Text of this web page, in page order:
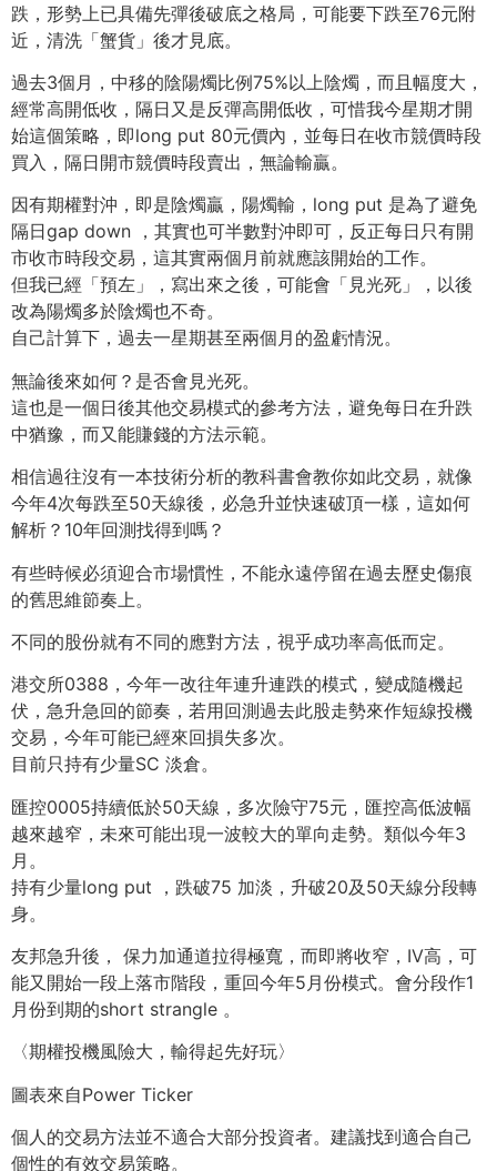
跌，形勢上已具備先彈後破底之格局，可能要下跌至76元附
近，清洗「蟹貨」後才見底。
過去3個月，中移的陰陽燭比例75%以上陰燭，而且幅度大，
經常高開低收，隔日又是反彈高開低收，可惜我今星期才開
始這個策略，即long put 80元價內，並每日在收市競價時段
買入，隔日開市競價時段賣出，無論輸贏。
因有期權對沖，即是陰燭贏，陽燭輸，long put 是為了避免
隔日gap down ，其實也可半數對沖即可，反正每日只有開
市收市時段交易，這其實兩個月前就應該開始的工作。
但我已經「預左」，寫出來之後，可能會「見光死」，以後
改為陽燭多於陰燭也不奇。
自己計算下，過去一星期甚至兩個月的盈虧情況。
無論後來如何？是否會見光死。
這也是一個日後其他交易模式的參考方法，避免每日在升跌
中猶豫，而又能賺錢的方法示範。
相信過往沒有一本技術分析的教科書會教你如此交易，就像
今年4次每跌至50天線後，必急升並快速破頂一樣，這如何
解析？10年回測找得到嗎？
有些時候必須迎合市場慣性，不能永遠停留在過去歷史傷痕
的舊思維節奏上。
不同的股份就有不同的應對方法，視乎成功率高低而定。
港交所0388，今年一改往年連升連跌的模式，變成隨機起
伏，急升急回的節奏，若用回測過去此股走勢來作短線投機
交易，今年可能已經來回損失多次。
目前只持有少量SC 淡倉。
匯控0005持續低於50天線，多次險守75元，匯控高低波幅
越來越窄，未來可能出現一波較大的單向走勢。類似今年3
月。
持有少量long put ，跌破75 加淡，升破20及50天線分段轉
身。
友邦急升後， 保力加通道拉得極寬，而即將收窄，IV高，可
能又開始一段上落市階段，重回今年5月份模式。會分段作1
月份到期的short strangle 。
〈期權投機風險大，輸得起先好玩〉
圖表來自Power Ticker
個人的交易方法並不適合大部分投資者。建議找到適合自己
個性的有效交易策略。